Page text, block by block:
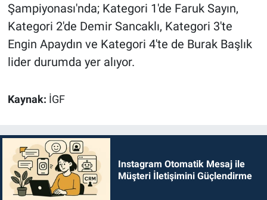
Şampiyonası'nda; Kategori 1'de Faruk Sayın,
Kategori 2'de Demir Sancaklı, Kategori 3'te
Engin Apaydın ve Kategori 4'te de Burak Başlık
lider durumda yer alıyor.
Kaynak: İGF
Instagram Otomatik Mesaj ile
Müşteri İletişimini Güçlendirme